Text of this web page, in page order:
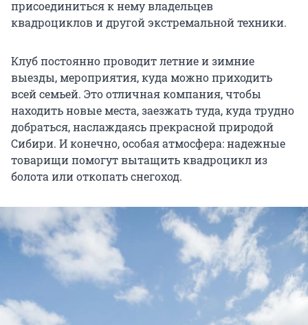
присоединиться к нему владельцев
квадроциклов и другой экстремальной техники.
Клуб постоянно проводит летние и зимние
выезды, мероприятия, куда можно приходить
всей семьей. Это отличная компания, чтобы
находить новые места, заезжать туда, куда трудно
добраться, наслаждаясь прекрасной природой
Сибири. И конечно, особая атмосфера: надежные
товарищи помогут вытащить квадроцикл из
болота или откопать снегоход.